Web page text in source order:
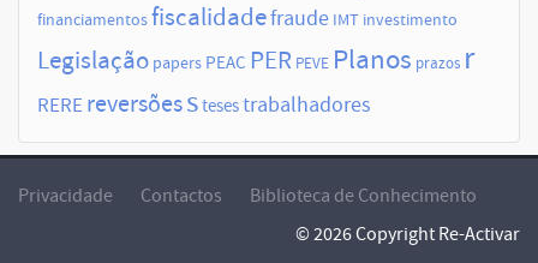
financiamentosfiscalidadefraude IMT investimento
Legislação papers PEAC PER PEVE Planos prazos r
RERE reversõesstesestrabalhadores
Privacidade Contactos
Biblioteca de Conhecimento
© 2026 Copyright Re-Activar